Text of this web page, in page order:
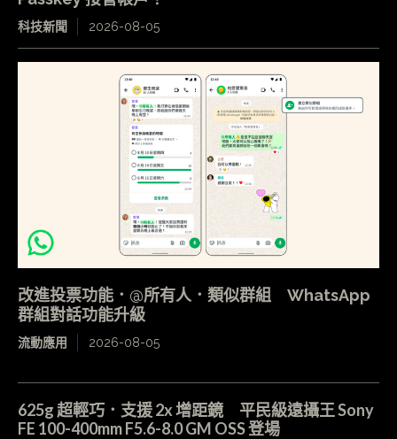
科技新聞 2026-08-05
改進投票功能．@所有人．類似群組 WhatsApp
群組對話功能升級
流動應用 2026-08-05
625g 超輕巧．支援 2x 增距鏡 平民級遠攝王 Sony
FE 100-400mm F5.6-8.0 GM OSS 登場